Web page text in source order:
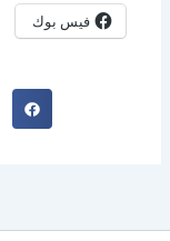
فيس بوك